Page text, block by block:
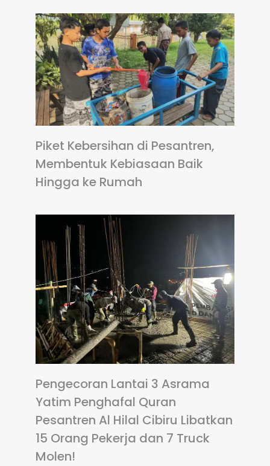
Piket Kebersihan di Pesantren,
Membentuk Kebiasaan Baik
Hingga ke Rumah
Pengecoran Lantai 3 Asrama
Yatim Penghafal Quran
Pesantren Al Hilal Cibiru Libatkan
15 Orang Pekerja dan 7 Truck
Molen!